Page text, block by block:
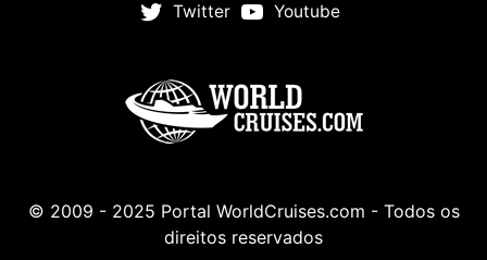
Twitter
Youtube
© 2009 - 2025 Portal WorldCruises.com - Todos os
direitos reservados